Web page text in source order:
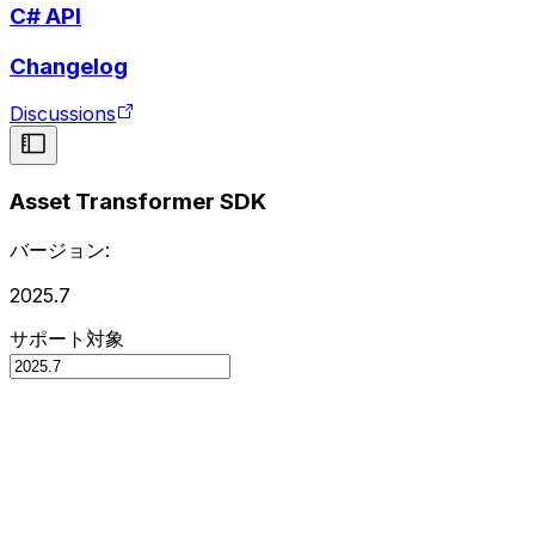
C# API
Changelog
Discussions
Asset Transformer SDK
バージョン:
2025.7
サポート対象